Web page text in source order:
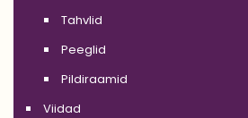
Tahvlid
Peeglid
Pildiraamid
Viidad